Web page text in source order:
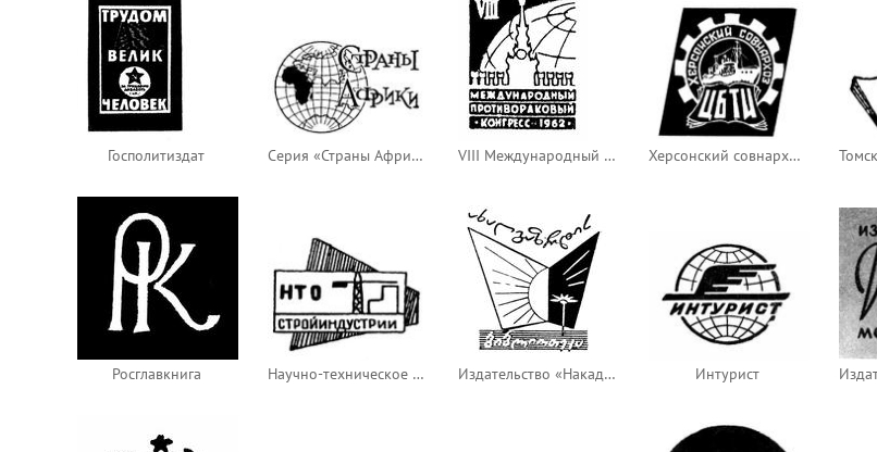
Госполитиздат Серия «Страны Африки» (Государственное издательство географической литературы) VIII Международный противораковый конгресс Херсонский совнархоз ЦБТИ
Росглавкнига Научно-техническое общество строительной индустрии Издательство «Накадули» Интурист